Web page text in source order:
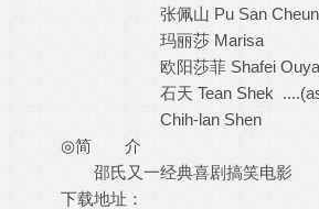
张佩山 Pu San
玛丽莎 Marisa
欧阳莎菲 Shafei
石天 Tean Shek ....(as
Chih-lan Shen
◎简 介
邵氏又一经典喜剧搞笑电影
下载地址：